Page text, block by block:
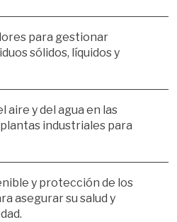
para gestionar
sólidos, líquidos y
aire y del agua en las
industriales para
y protección de los
asegurar su salud y